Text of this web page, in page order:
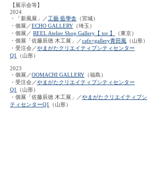
【展示会等】
2024
・「新風展」／ 工藝 藍學舎 （宮城）
・個展／ECHO GALLERY （埼玉）
・個展／ REEL Atelier Shop Gallery【 tor 】
（東京）
・個展「佐藤辰徳 木工展」／cafe+gallery青田風 （山形）
・受注会 ／やまがたクリエイティブシティセンター
Q1
（山形）
2023
・個展 ／OOMACHI GALLERY （福島）
・受注会 ／やまがたクリエイティブシティセンター
Q1
（山形）
・個展「佐藤辰徳 木工展」／やまがたクリエイティブシ
ティセンターQ1
（山形）